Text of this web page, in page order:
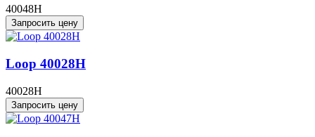
40048H
Запросить цену
Loop 40028H
40028H
Запросить цену